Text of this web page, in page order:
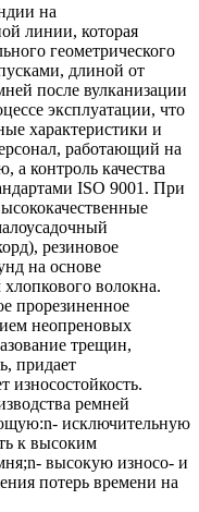
на
линии, которая
геометрического
длиной от
после вулканизации
эксплуатации, что
характеристики и
работающий на
контроль качества
ISO 9001. При
резиновое
на основе
волокна.
прорезиненное
неопреновых
трещин,
придает
износостойкость.
ремней
исключительную
к высоким
высокую износо- и
потерь времени на